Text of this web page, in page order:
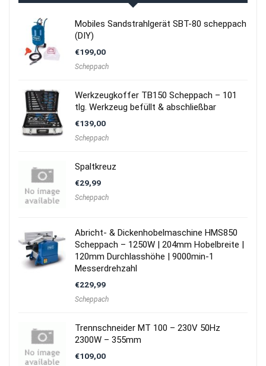
Mobiles Sandstrahlgerät SBT-80 scheppach
(DIY)
€199,00
Scheppach
Werkzeugkoffer TB150 Scheppach – 101
tlg. Werkzeug befüllt & abschließbar
€139,00
Scheppach
Spaltkreuz
€29,99
Scheppach
Abricht- & Dickenhobelmaschine HMS850
Scheppach – 1250W | 204mm Hobelbreite |
120mm Durchlasshöhe | 9000min-1
Messerdrehzahl
€229,99
Scheppach
Trennschneider MT 100 – 230V 50Hz
2300W – 355mm
€109,00